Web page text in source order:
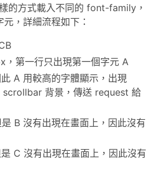
的方式載入不同的 font-family，
，詳細流程如下：
，第一行只出現第一個字元 A
A 用較高的字體顯示，出現
背景，傳送 request 給
B 沒有出現在畫面上，因此沒有
C 沒有出現在畫面上，因此沒有